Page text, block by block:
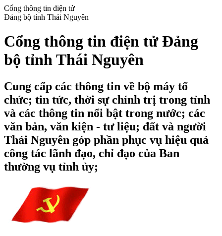
Cổng thông tin điện tử
Đảng bộ tỉnh Thái Nguyên
Cổng thông tin điện tử Đảng
bộ tỉnh Thái Nguyên
Cung cấp các thông tin về bộ máy tổ
chức; tin tức, thời sự chính trị trong tỉnh
và các thông tin nổi bật trong nước; các
văn bản, văn kiện - tư liệu; đất và người
Thái Nguyên góp phần phục vụ hiệu quả
công tác lãnh đạo, chỉ đạo của Ban
thường vụ tỉnh ủy;